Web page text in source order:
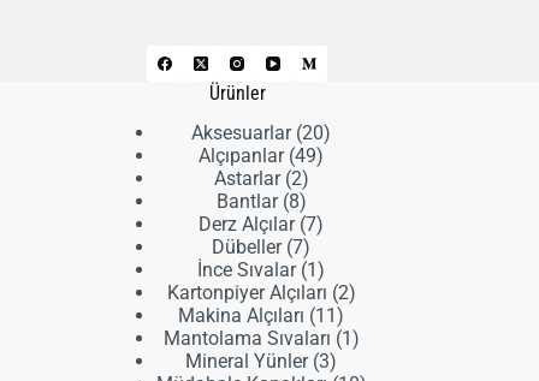
Ürünler
Aksesuarlar 2020
Alçıpanlar 4949
Astarlar 22
ürün
Bantlar 88
ürün
Derz Alçılar 77
Dübeller 77
ürün
İnce Sıvalar 11
ürün
Kartonpiyer Alçıları 22
Makina Alçıları 1111
ürün
Mantolama Sıvaları 1 1
Mineral Yünler 33